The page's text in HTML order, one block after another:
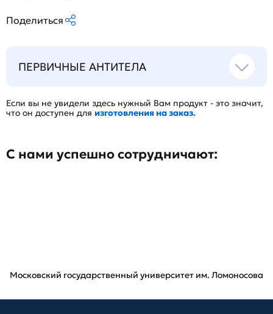
Поделиться
ПЕРВИЧНЫЕ АНТИТЕЛА
Если вы не увидели здесь нужный Вам продукт - это значит,
что он доступен для изготовления на заказ.
С нами успешно сотрудничают:
Московский государственный университет им. Ломоносова